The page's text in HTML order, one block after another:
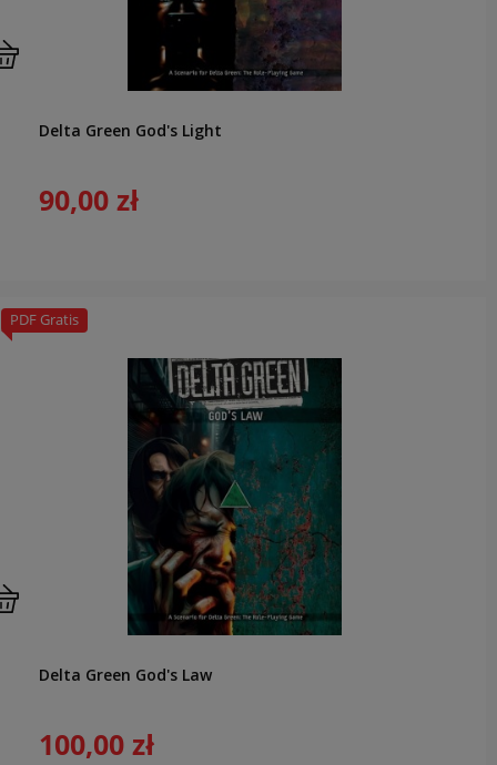
Delta Green God's Light
90,00 zł
Delta Green God's Law
100,00 zł
PDF Gratis